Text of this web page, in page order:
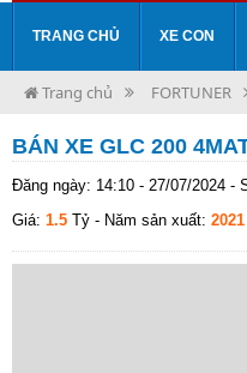
TRANG CHỦ XE CON
Trang chủ FORTUNER
BÁN XE GLC 200
Đăng ngày: 14:10 - 27/07/2024 -
Giá: 1.5 Tỷ - Năm sản xuất: 2021